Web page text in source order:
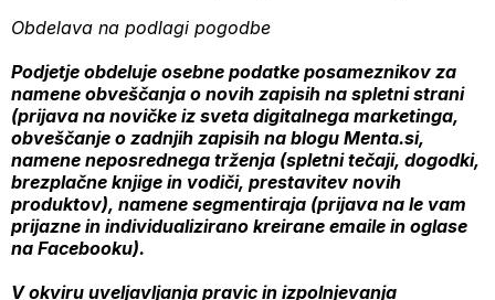
Obdelava na podlagi pogodbe
Podjetje obdeluje osebne podatke posameznikov za
namene obveščanja o novih zapisih na spletni strani
(prijava na novičke iz sveta digitalnega marketinga,
obveščanje o zadnjih zapisih na blogu Menta.si,
namene neposrednega trženja (spletni tečaji, dogodki,
brezplačne knjige in vodiči, prestavitev novih
produktov), namene segmentiraja (prijava na le vam
prijazne in individualizirano kreirane emaile in oglase
na Facebooku).
V okviru uveljavljanja pravic in izpolnjevanja